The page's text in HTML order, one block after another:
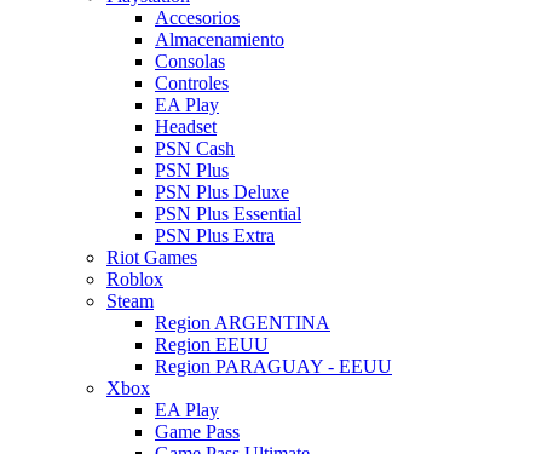
Accesorios
Almacenamiento
Consolas
Controles
EA Play
Headset
PSN Cash
PSN Plus
PSN Plus Deluxe
PSN Plus Essential
PSN Plus Extra
Riot Games
Roblox
Steam
Region ARGENTINA
Region EEUU
Region PARAGUAY - EEUU
Xbox
EA Play
Game Pass